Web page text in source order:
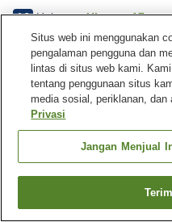
4.3 Hebat Ulasan:17
Fasilitas properti
Tempat parkir
Dapur bersama
Jepang Gifu
WAT Resort Private Villa
Situs web ini menggunakan
pengalaman pengguna dan
lintas di situs web kami.
tentang penggunaan situs
media sosial, periklanan, dan
Privasi
Jangan Menjual